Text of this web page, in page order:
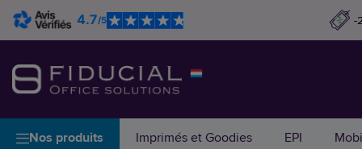
4.7/5 -
Nos produits Imprimés et Goodies EPI